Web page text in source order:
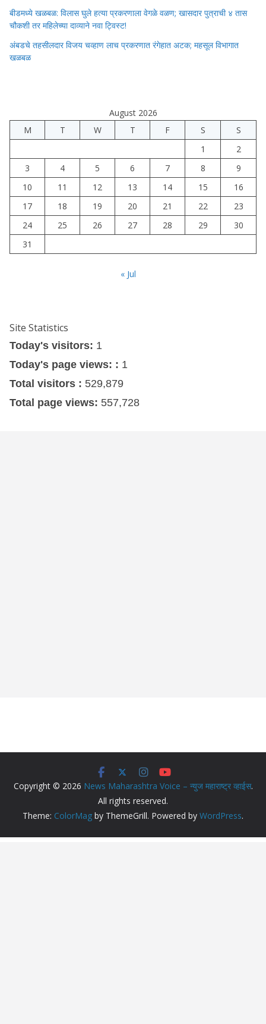
बीडमध्ये खळबळ: विलास घुले हत्या प्रकरणाला वेगळे वळण; खासदार पुत्राची ४ तास
चौकशी तर महिलेच्या दाव्याने नवा ट्विस्ट!
अंबडचे तहसीलदार विजय चव्हाण लाच प्रकरणात रंगेहात अटक; महसूल विभागात
खळबळ
August 2026
M
T W T F S
S
1
2
3
4 5 6 7 8
9
10
11 12 13 14 15
16
17
18 19 20 21 22
23
24
25 26 27 28 29
30
31
« Jul
Site Statistics
Today's visitors: 1
Today's page views: : 1
Total visitors : 529,879
Total page views: 557,728
Copyright © 2026 News Maharashtra Voice – न्युज महाराष्ट्र व्हाईस.
All rights reserved.
Theme: ColorMag by ThemeGrill. Powered by WordPress.